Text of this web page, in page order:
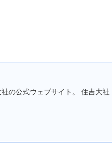
の公式ウェブサイト。 住吉大社